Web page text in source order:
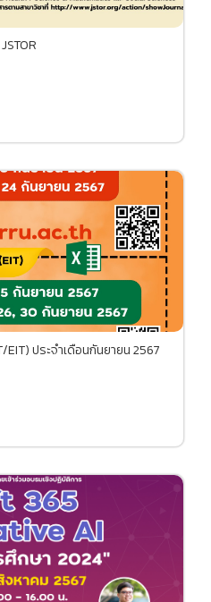
ประจำเดือนกันยายน 2567